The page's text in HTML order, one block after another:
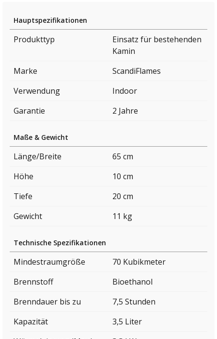
Hauptspezifikationen
Produkttyp
Einsatz für bestehenden
Kamin
Marke
ScandiFlames
Verwendung
Indoor
Garantie
2 Jahre
Maße & Gewicht
Länge/Breite
65 cm
Höhe
10 cm
Tiefe
20 cm
Gewicht
11 kg
Technische Spezifikationen
Mindestraumgröße
70 Kubikmeter
Brennstoff
Bioethanol
Brenndauer bis zu
7,5 Stunden
Kapazität
3,5 Liter